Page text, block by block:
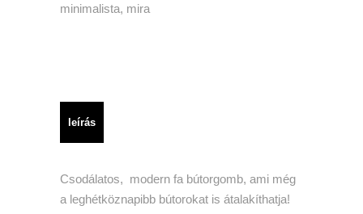
minimalista, mira
leírás
Csodálatos, modern fa bútorgomb, ami még
a leghétköznapibb bútorokat is átalakíthatja!